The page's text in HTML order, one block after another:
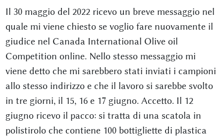
Il 30 maggio del 2022 ricevo un breve messaggio nel
quale mi viene chiesto se voglio fare nuovamente il
giudice nel Canada International Olive oil
Competition online. Nello stesso messaggio mi
viene detto che mi sarebbero stati inviati i campioni
allo stesso indirizzo e che il lavoro si sarebbe svolto
in tre giorni, il 15, 16 e 17 giugno. Accetto. Il 12
giugno ricevo il pacco: si tratta di una scatola in
polistirolo che contiene 100 bottigliette di plastica